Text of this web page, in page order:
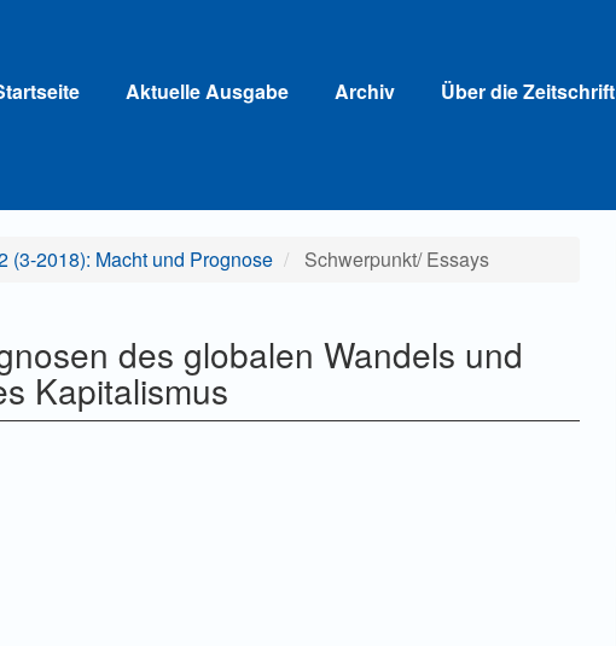
Aktuelle Ausgabe Archiv Über die Zeitschrift
(3-2018): Macht und Prognose Schwerpunkt/ Essays
des globalen Wandels und
Kapitalismus